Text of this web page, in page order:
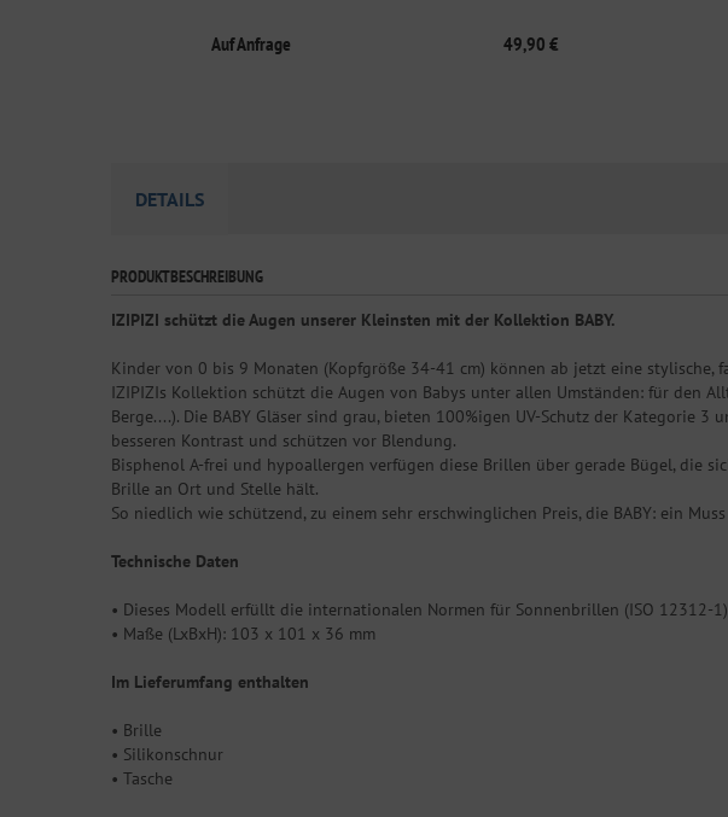
Auf Anfrage 49,90 €
DETAILS
PRODUKTBESCHREIBUNG
IZIPIZI schützt die Augen unserer Kleinsten mit der Kollektion BABY.
Kinder von 0 bis 9 Monaten (Kopfgröße 34-41 cm) können ab jetzt eine stylische,
IZIPIZIs Kollektion schützt die Augen von Babys unter allen Umständen: für den
Berge....). Die BABY Gläser sind grau, bieten 100%igen UV-Schutz der Kategorie
besseren Kontrast und schützen vor Blendung.
Bisphenol A-frei und hypoallergen verfügen diese Brillen über gerade Bügel, die
Brille an Ort und Stelle hält.
So niedlich wie schützend, zu einem sehr erschwinglichen Preis, die BABY: ein
Technische Daten
• Dieses Modell erfüllt die internationalen Normen für Sonnenbrillen (ISO 12312-
• Maße (LxBxH): 103 x 101 x 36 mm
Im Lieferumfang enthalten
• Brille
• Silikonschnur
• Tasche